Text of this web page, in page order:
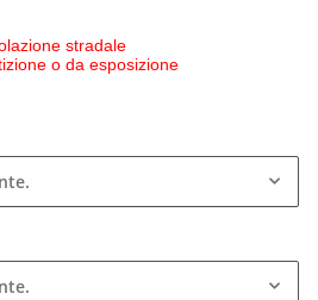
stradale
o da esposizione